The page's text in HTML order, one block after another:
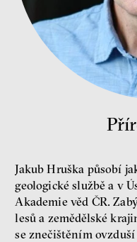
Jakub Hruška působí
geologické službě a v
Akademie věd ČR.
lesů a zemědělské
se znečištěním